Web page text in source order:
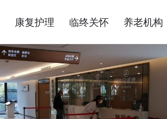
康复护理 临终关怀 养老机构